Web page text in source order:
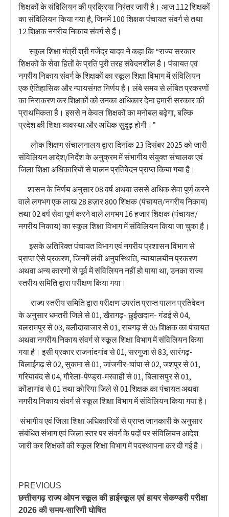
शिक्षकों के संविलियन की प्रक्रिया निरंतर जारी है। आज 112 शिक्षकों
का संविलियन किया गया है, जिनमें 100 शिक्षक पंचायत संवर्ग से तथा
12 शिक्षक नगरीय निकाय संवर्ग से हैं।
स्कूल शिक्षा मंत्री श्री गजेंद्र यादव ने कहा कि “राज्य सरकार
शिक्षकों के सेवा हितों के प्रति पूरी तरह संवेदनशील है। पंचायत एवं
नगरीय निकाय संवर्ग के शिक्षकों का स्कूल शिक्षा विभाग में संविलियन
एक ऐतिहासिक और न्यायसंगत निर्णय है। लंबे समय से लंबित प्रकरणों
का निराकरण कर शिक्षकों को उनका अधिकार देना हमारी सरकार की
प्राथमिकता है। इससे न केवल शिक्षकों का मनोबल बढ़ेगा, बल्कि
प्रदेश की शिक्षा व्यवस्था और अधिक सुदृढ़ होगी।”
लोक शिक्षण संचालनालय द्वारा दिनांक 23 दिसंबर 2025 को जारी
संविलियन आदेश/निर्देश के अनुक्रम में संभागीय संयुक्त संचालक एवं
जिला शिक्षा अधिकारियों से पालन प्रतिवेदन प्राप्त किया गया है।
शासन के निर्णय अनुसार 08 वर्ष अथवा उससे अधिक सेवा पूर्ण करने
वाले लगभग एक लाख 28 हज़ार 800 शिक्षक (पंचायत/नगरीय निकाय)
तथा 02 वर्ष सेवा पूर्ण करने वाले लगभग 16 हजार शिक्षक (पंचायत/
नगरीय निकाय) का स्कूल शिक्षा विभाग में संविलियन किया जा चुका है।
इसके अतिरिक्त पंचायत विभाग एवं नगरीय प्रशासन विभाग से
प्राप्त ऐसे प्रकरण, जिनमें लंबी अनुपस्थिति, न्यायालयीन प्रकरण
अथवा अन्य कारणों से पूर्व में संविलियन नहीं हो पाया था, उनका राज्य
स्तरीय समिति द्वारा परीक्षण किया गया।
राज्य स्तरीय समिति द्वारा परीक्षण उपरांत प्राप्त पालन प्रतिवेदन
के अनुसार धमतरी जिले से 01, खैरागढ़- छुईखदान- गंडई से 04,
बलरामपुर से 03, बलौदाबाजार से 01, रायगढ़ से 05 शिक्षक का पंचायत
अथवा नगरीय निकाय संवर्ग से स्कूल शिक्षा विभाग में संविलियन किया
गया है। इसी प्रकार राजनांदगांव से 01, सरगुजा से 83, सारंगढ़-
बिलाईगढ़ से 02, सुकमा से 01, जांजगीर-चांपा से 02, जशपुर से 01,
गरियाबंद से 04, गौरेला-पेण्ड्रा-मरवाही से 01, बिलासपुर से 01,
कोंडागांव से 01 तथा कोरिया जिले से 01 शिक्षक का पंचायत अथवा
नगरीय निकाय संवर्ग से स्कूल शिक्षा विभाग में संविलियन किया गया है।
संभागीय एवं जिला शिक्षा अधिकारियों से प्राप्त जानकारी के अनुसार
संबंधित संभाग एवं जिला स्तर पर संवर्ग के पदों पर संविलियन आदेश
जारी कर शिक्षकों की स्कूल शिक्षा विभाग में पदस्थापना कर दी गई है।
PREVIOUS
छत्तीसगढ़ राज्य ओपन स्कूल की हाईस्कूल एवं हायर सेकण्डरी परीक्षा
2026 की समय-सारिणी घोषित